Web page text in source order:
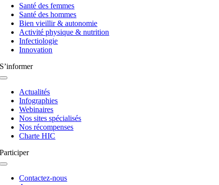
basculeSanté des femmes
Santé des hommes
Bien vieillir & autonomie
Activité physique & nutrition
Infectiologie
Innovation
S’informer
Navigation
basculeActualités
Infographies
Webinaires
Nos sites spécialisés
Nos récompenses
Charte HIC
Participer
Navigation
basculeContactez-nous